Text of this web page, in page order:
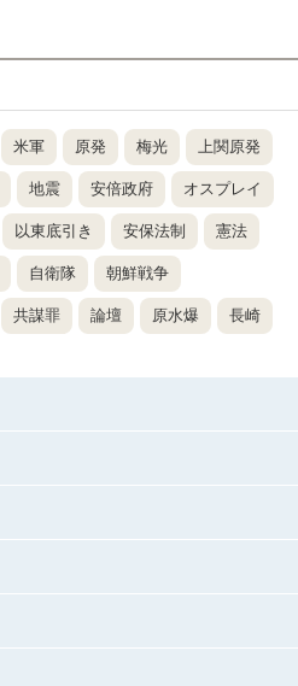
米軍 原発 梅光 上関原発
地震 安倍政府 オスプレイ
以東底引き 安保法制 憲法
自衛隊 朝鮮戦争
共謀罪 論壇 原水爆 長崎